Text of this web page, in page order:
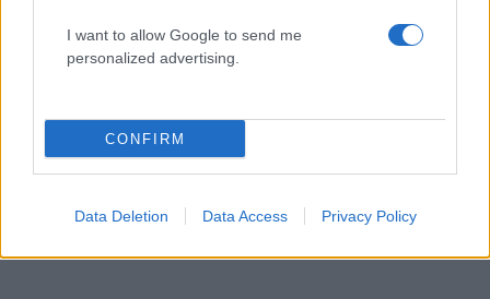
I want to allow Google to send me
personalized advertising.
CONFIRM
Data Deletion Data Access Privacy Policy